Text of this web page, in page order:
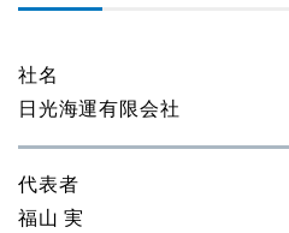
社名
日光海運有限会社
代表者
福山 実